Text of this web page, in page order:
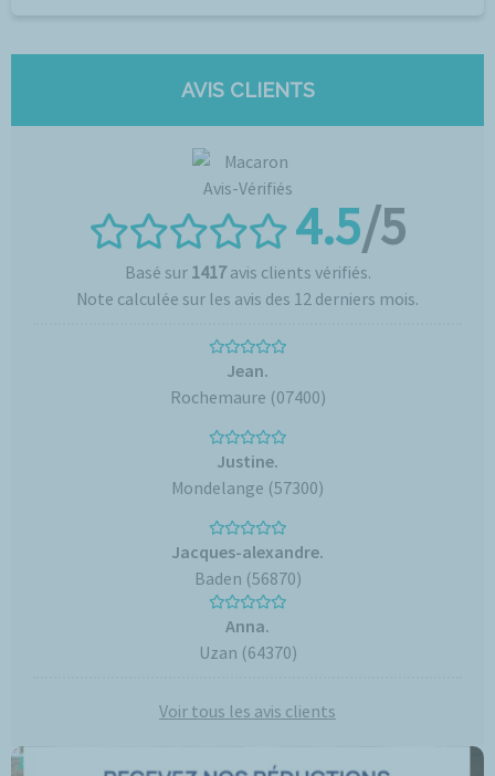
AVIS CLIENTS
4.5/5
Basé sur 1417avis clients vérifiés.
Note calculée sur les avis des 12 derniers mois.
Jean.
Rochemaure (07400)
Justine.
Mondelange (57300)
Jacques-alexandre.
Baden (56870)
Anna.
Uzan (64370)
Voir tous les avis clients